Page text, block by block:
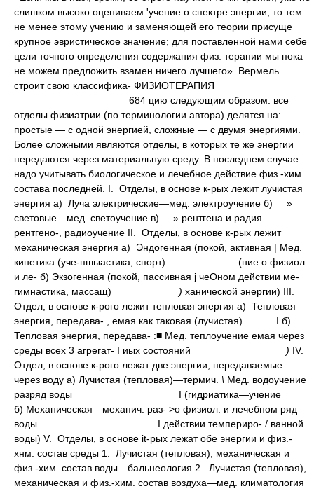
слишком высоко оцениваем 'учение о спектре энергии, то тем
не менее этому учению и заменяющей его теории присуще
крупное эвристическое значение; для поставленной нами себе
цели точного определения содержания физ. терапии мы пока
не можем предложить взамен ничего лучшего». Вермель
строит свою классифика- ФИЗИОТЕРАПИЯ
684 цию следующим образом: все
отделы физиатрии (по терминологии автора) делятся на:
простые — с одной энергией, сложные — с двумя энергиями.
Более сложными являются отделы, в которых те же энергии
передаются через материальную среду. В последнем случае
надо учитывать биологическое и лечебное действие физ.-хим.
состава последней. I. Отделы, в основе к-рых лежит лучистая
энергия а) Луча электрические—мед. электроучение б) »
световые—мед. светоучение в) » рентгена и радия—
рентгено-, радиоучение II. Отделы, в основе к-рых лежит
механическая энергия а) Эндогенная (покой, активная | Мед.
кинетика (уче-пшыастика, спорт)
(ние о физиол.
и ле- б) Экзогенная (покой, пассивная j чеОном действии ме-
гимнастика, массащ)
) ханической энергии) III.
Отдел, в основе к-рого лежит тепловая энергия а) Тепловая
энергия, передава- , емая как таковая (лучистая)
I б)
Тепловая энергия, передава- :■ Мед. теплоучение емая через
среды всех 3 агрегат- I иых состояний
) IV.
Отдел, в основе к-рого лежат две энергии, передаваемые
через воду а) Лучистая (тепловая)—термич. \ Мед. водоучение
разряд воды
I (гидриатика—учение
б) Механическая—мехапич. раз- >о физиол. и лечебном ряд
воды
I действии темпериро- / ванной
воды) V. Отделы, в основе it-рых лежат обе энергии и физ.-
хнм. состав среды 1. Лучистая (тепловая), механическая и
физ.-хим. состав воды—бальнеология 2. Лучистая (тепловая),
механическая и физ.-хим. состав воздуха—мед. климатология